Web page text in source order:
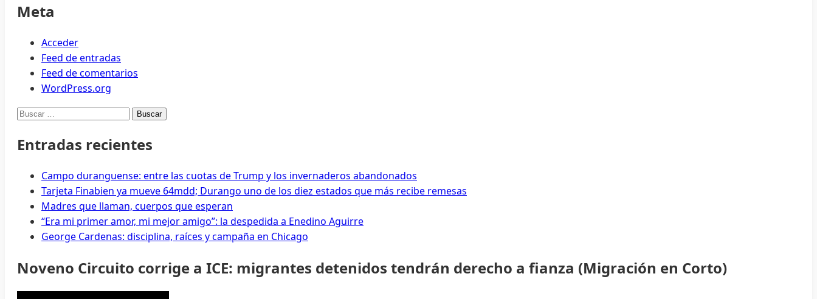
Meta
Acceder
Feed de entradas
Feed de comentarios
WordPress.org
Buscar:
Entradas recientes
Campo duranguense: entre las cuotas de Trump y los invernaderos abandonados
Tarjeta Finabien ya mueve 64mdd; Durango uno de los diez estados que más recibe remesas
Madres que llaman, cuerpos que esperan
“Era mi primer amor, mi mejor amigo”: la despedida a Enedino Aguirre
George Cardenas: disciplina, raíces y campaña en Chicago
Noveno Circuito corrige a ICE: migrantes detenidos tendrán derecho a fianza (Migración en Corto)